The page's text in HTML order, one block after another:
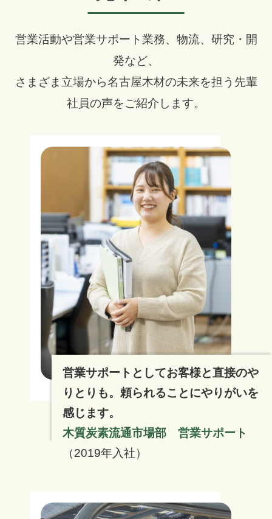
営業活動や営業サポート業務、物流、研究・開
発など、
さまざま立場から名古屋木材の未来を担う先輩
社員の声をご紹介します。
営業サポートとしてお客様と直接のや
りとりも。頼られることにやりがいを
感じます。
木質炭素流通市場部 営業サポート
（2019年入社）